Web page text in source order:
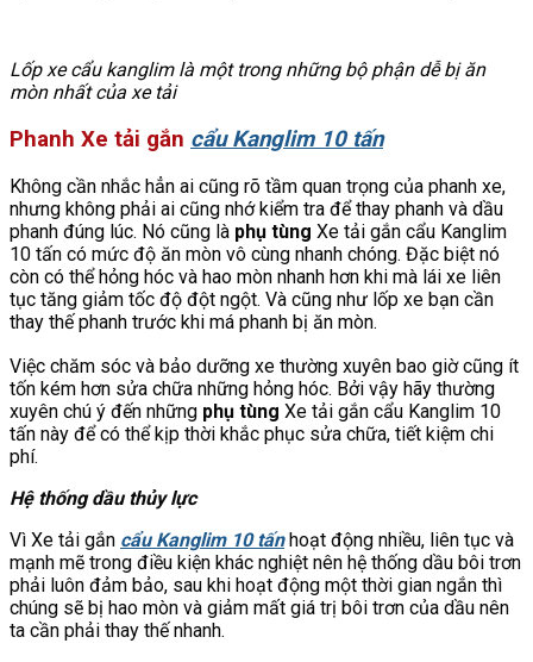
Lốp xe cẩu kanglim là một trong những bộ phận dễ bị ăn
mòn nhất của xe tải
Phanh Xe tải gắn cẩu Kanglim 10 tấn
Không cần nhắc hẳn ai cũng rõ tầm quan trọng của phanh xe,
nhưng không phải ai cũng nhớ kiểm tra để thay phanh và dầu
phanh đúng lúc. Nó cũng là phụ tùng Xe tải gắn cẩu Kanglim
10 tấn có mức độ ăn mòn vô cùng nhanh chóng. Đặc biệt nó
còn có thể hỏng hóc và hao mòn nhanh hơn khi mà lái xe liên
tục tăng giảm tốc độ đột ngột. Và cũng như lốp xe bạn cần
thay thế phanh trước khi má phanh bị ăn mòn.
Việc chăm sóc và bảo dưỡng xe thường xuyên bao giờ cũng ít
tốn kém hơn sửa chữa những hỏng hóc. Bởi vậy hãy thường
xuyên chú ý đến những phụ tùng Xe tải gắn cẩu Kanglim 10
tấn này để có thể kịp thời khắc phục sửa chữa, tiết kiệm chi
phí.
Hệ thống dầu thủy lực
Vì Xe tải gắn cẩu Kanglim 10 tấnhoạt động nhiều, liên tục và
mạnh mẽ trong điều kiện khác nghiệt nên hệ thống dầu bôi trơn
phải luôn đảm bảo, sau khi hoạt động một thời gian ngắn thì
chúng sẽ bị hao mòn và giảm mất giá trị bôi trơn của dầu nên
ta cần phải thay thế nhanh.